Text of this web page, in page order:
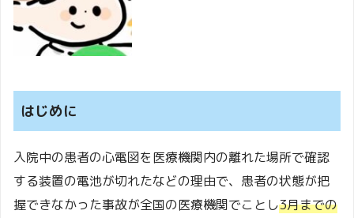
はじめに
入院中の患者の心電図を医療機関内の離れた場所で確認
する装置の電池が切れたなどの理由で、患者の状態が把
握できなかった事故が全国の医療機関でことし3月までの